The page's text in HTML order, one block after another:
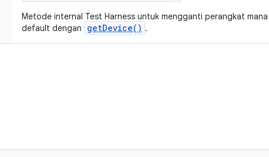
Metode internal Test Harness untuk mengganti perangkat
default dengan
getDevice() .